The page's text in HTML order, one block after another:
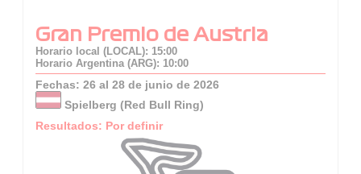
Gran Premio de Austria
Horario local (LOCAL): 15:00
Horario Argentina (ARG): 10:00
Fechas: 26 al 28 de junio de 2026
Spielberg (Red Bull Ring)
Resultados: Por definir